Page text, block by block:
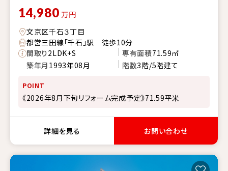
14,980 万円
文京区千石３丁目
都営三田線「千石」駅 徒歩10分
間取り2LDK+S 専有面積71.59㎡
築年月 1993年08月 階数3階/5階建て
POINT
《2026年8月下旬リフォーム完成予定》71.59平米
詳細を見る お問い合わせ